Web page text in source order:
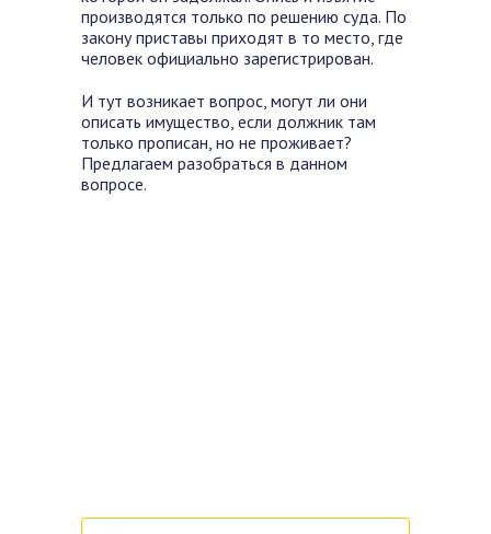
производятся только по решению суда. По
закону приставы приходят в то место, где
человек официально зарегистрирован.
И тут возникает вопрос, могут ли они
описать имущество, если должник там
только прописан, но не проживает?
Предлагаем разобраться в данном
вопросе.